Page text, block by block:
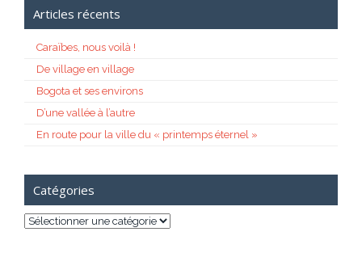
Articles récents
Caraïbes, nous voilà !
De village en village
Bogota et ses environs
D’une vallée à l’autre
En route pour la ville du « printemps éternel »
Catégories
Catégories